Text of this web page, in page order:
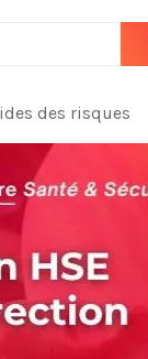
des risques